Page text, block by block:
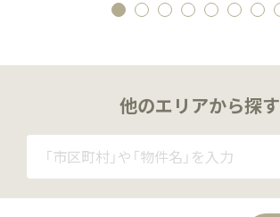
他のエリアから探す